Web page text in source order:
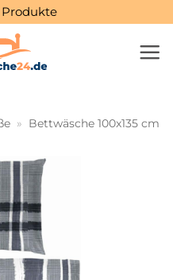
Produkte
» Bettwäsche 100x135 cm